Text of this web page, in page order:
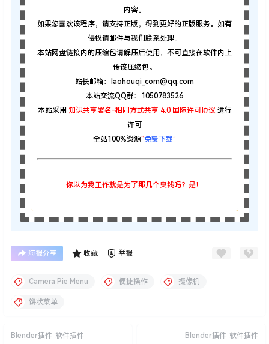
内容。
如果您喜欢该程序，请支持正版，得到更好的正版服务。如有
侵权请邮件与我们联系处理。
本站网盘链接内的压缩包请解压后使用，不可直接在软件内上
传该压缩包。
站长邮箱：laohouqi_com@qq.com
本站交流QQ群：1050783526
本站采用 知识共享署名-相同方式共享 4.0 国际许可协议 进行
许可
全站100%资源“免费下载”
你以为我工作就是为了那几个臭钱吗？是！
海报分享 收藏 举报
Camera Pie Menu 便捷操作 摄像机
饼状菜单
Blender插件 软件插件 Blender插件 软件插件